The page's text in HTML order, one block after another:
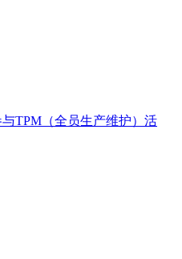
TPM（全员生产维护）活